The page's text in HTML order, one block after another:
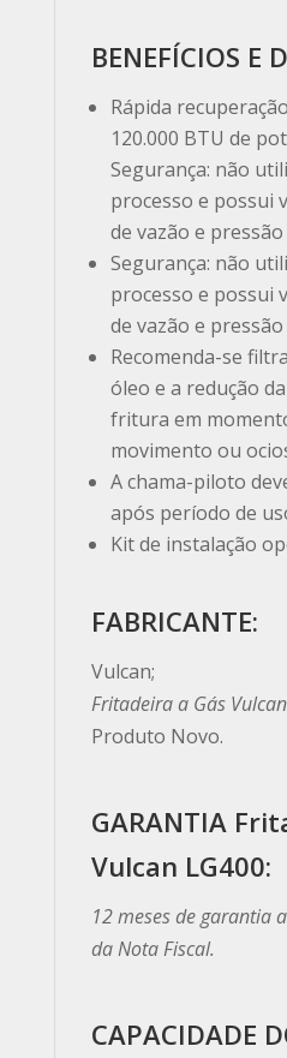
BENEFÍCIOS E
Rápida
120.000 BTU de
Segurança: não
processo e possui
de vazão e
Segurança: não
processo e possui
de vazão e
Recomenda-se
óleo e a redução
fritura em
movimento ou
A chama-piloto
após período de
Kit de instalação
FABRICANTE:
Vulcan;
Fritadeira a Gás
Produto Novo.
GARANTIA
Vulcan LG400:
12 meses de garantia
da Nota Fiscal.
CAPACIDADE